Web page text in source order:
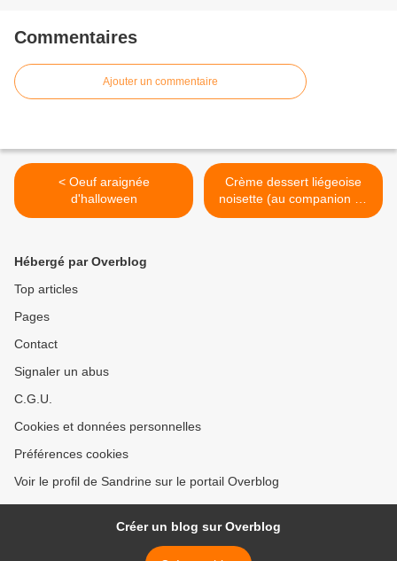
Commentaires
Ajouter un commentaire
< Oeuf araignée
d'halloween
Crème dessert liégeoise
noisette (au companion ou
autres robots) >
Hébergé par Overblog
Top articles
Pages
Contact
Signaler un abus
C.G.U.
Cookies et données personnelles
Préférences cookies
Voir le profil de Sandrine sur le portail Overblog
Créer un blog sur Overblog